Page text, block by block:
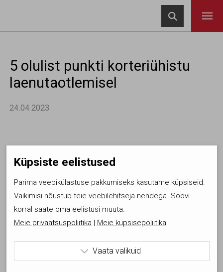

5 olulist punkti korteriühistu
laenutaotlemisel
24.04.2023
Küpsiste eelistused
Parima veebikülastuse pakkumiseks kasutame küpsiseid.
Vaikimisi nõustub teie veebilehitseja nendega. Soovi
korral saate oma eelistusi muuta.
Meie privaatsuspoliitika
Meie küpsisepoliitika
 Vaata valikuid